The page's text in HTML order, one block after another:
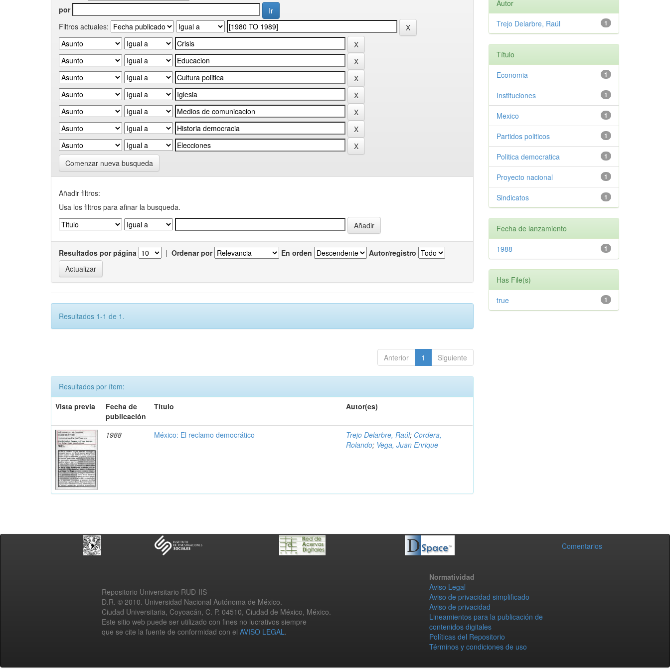
por
Filtros actuales:
Comenzar nueva busqueda
Añadir filtros:
Usa los filtros para afinar la busqueda.
Resultados por página | Ordenar por En orden Autor/registro
Resultados 1-1 de 1.
Anterior 1 Siguiente
Resultados por ítem:
Vista previa
Fecha de
publicación
Título Autor(es)
1988 México: El reclamo democrático Trejo Delarbre, Raúl; Cordera,
Rolando; Vega, Juan Enrique
Autor
1
Trejo Delarbre, Raúl
Título
1
Economia
1
Instituciones
1
Mexico
1
Partidos politicos
1
Politica democratica
1
Proyecto nacional
1
Sindicatos
Fecha de lanzamiento
1
1988
Has File(s)
1
true
Comentarios
Repositorio Universitario RUD-IIS
D.R. © 2010. Universidad Nacional Autónoma de México.
Ciudad Universitaria, Coyoacán, C. P. 04510, Ciudad de México, México.
Este sitio web puede ser utilizado con fines no lucrativos siempre
que se cite la fuente de conformidad con el AVISO LEGAL.
Normatividad
Aviso Legal
Aviso de privacidad simplificado
Aviso de privacidad
Lineamientos para la publicación de
contenidos digitales
Políticas del Repositorio
Términos y condiciones de uso